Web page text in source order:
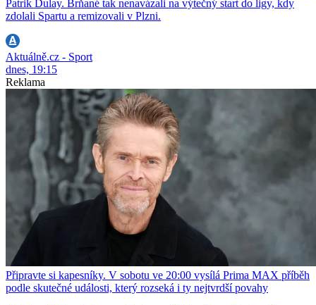
Patrik Dulay. Brňané tak nenavázali na výtečný start do ligy, kdy
zdolali Spartu a remizovali v Plzni.
Aktuálně.cz - Sport
dnes, 19:15
Reklama
Připravte si kapesníky. V sobotu ve 20:00 vysílá Prima MAX příběh
podle skutečné události, který rozseká i ty nejtvrdší povahy